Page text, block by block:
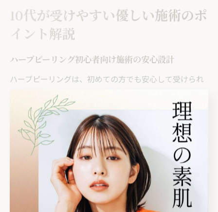
10代が受けやすい優しい施術のポ
イント解説
ハーブピーリング初心者向け施術の安心設計
ハーブピーリングは、初めての方でも安心して受けられ
るように、専門サロンが安全性や施術環境に配慮した設
計を重視しています。特に10代の初めての方や保護者が
心配されるケースでは、施術前のカウンセリングを丁寧
に行い、肌質やニキビの状態、アレルギー歴などを事前
に確認します。
未成年の場合、保護者の同意が必要なサロンも多く、施
術内容やリスクについても十分に説明を受けられる体制
が整っています。例えば、栃木県さくら市の地域密着サ